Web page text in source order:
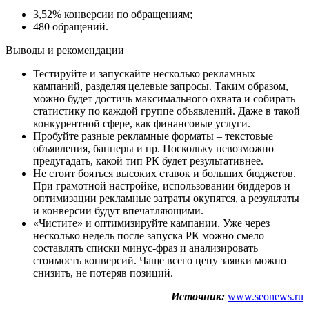
3,52% конверсии по обращениям;
480 обращений.
Выводы и рекомендации
Тестируйте и запускайте несколько рекламных
кампаний, разделяя целевые запросы. Таким образом,
можно будет достичь максимального охвата и собирать
статистику по каждой группе объявлений. Даже в такой
конкурентной сфере, как финансовые услуги.
Пробуйте разные рекламные форматы – текстовые
объявления, баннеры и пр. Поскольку невозможно
предугадать, какой тип РК будет результативнее.
Не стоит бояться высоких ставок и больших бюджетов.
При грамотной настройке, использовании биддеров и
оптимизации рекламные затраты окупятся, а результаты
и конверсии будут впечатляющими.
«Чистите» и оптимизируйте кампании. Уже через
несколько недель после запуска РК можно смело
составлять списки минус-фраз и анализировать
стоимость конверсий. Чаще всего цену заявки можно
снизить, не потеряв позиций.
Источник: www.seonews.ru